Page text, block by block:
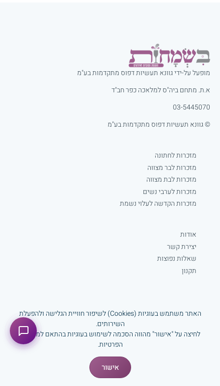
האתר משתמש בעוגיות (Cookies) לשיפור חוויית הגלישה ולהפעלת
השירותים.
לחיצה על "אישור" מהווה הסכמה לשימוש בעוגיות בהתאם למדיניות
הפרטיות.
אישור
מופעל על-ידי גוונא תעשיות דפוס מתקדמות בע"מ
א.ת. מתחם ביה"ס למלאכה כפר חב"ד
03-5445070
© גוונא תעשיות דפוס מתקדמות בע"מ
מזכרות לחתונה
מזכרות לבר מצווה
מזכרות לבת מצווה
מזכרות לערבי נשים
מזכרות הקדשה לעלוי נשמת
אודות
יצירת קשר
שאלות נפוצות
תקנון
www.gavnaprint.com